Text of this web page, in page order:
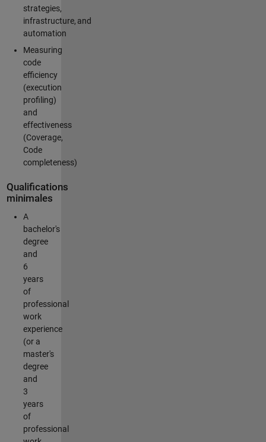
strategies,
infrastructure, and
automation
Measuring
code
efficiency
(execution
profiling)
and
effectiveness
(Coverage,
Code
completeness)
Qualifications
minimales
A
bachelor's
degree
and
6
years
of
professional
work
experience
(or a
master's
degree
and
3
years
of
professional